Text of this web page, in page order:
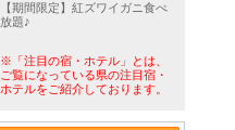
【期間限定】紅ズワイガニ食べ
放題♪
※「注目の宿・ホテル」とは、
ご覧になっている県の注目宿・
ホテルをご紹介しております。